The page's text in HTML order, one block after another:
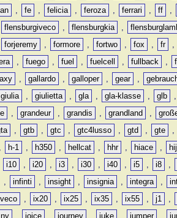
, fe , felicia , feroza , ferrari , ff ,
flensburgiveco , flensburgkia ,
forjeremy , formore , fortwo , fox , fr ,
, fuego , fuel , fuelcell , fullback ,
, gallardo , galloper , gear ,
giulia
, giulietta , gla , gla-klasse , glb ,
, grandeur , grandis , grandland ,
, gtb , gtc , gtc4lusso , gtd , gte ,
h-1 , h350 , hellcat , hhr , hiace ,
i10 , i20 , i3 , i30 , i40 , i5 , i8 ,
,
infinti , insight , insignia , integra ,
, ix20 , ix25 , ix35 , ix55 , j1 ,
joice journey juke jumper